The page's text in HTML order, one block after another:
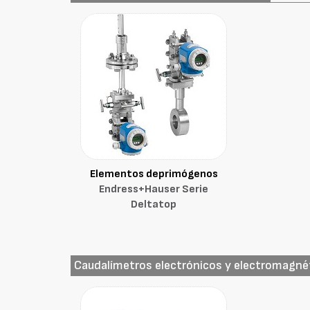
Elementos deprimógenos
Endress+Hauser Serie
Deltatop
Caudalímetros electrónicos y